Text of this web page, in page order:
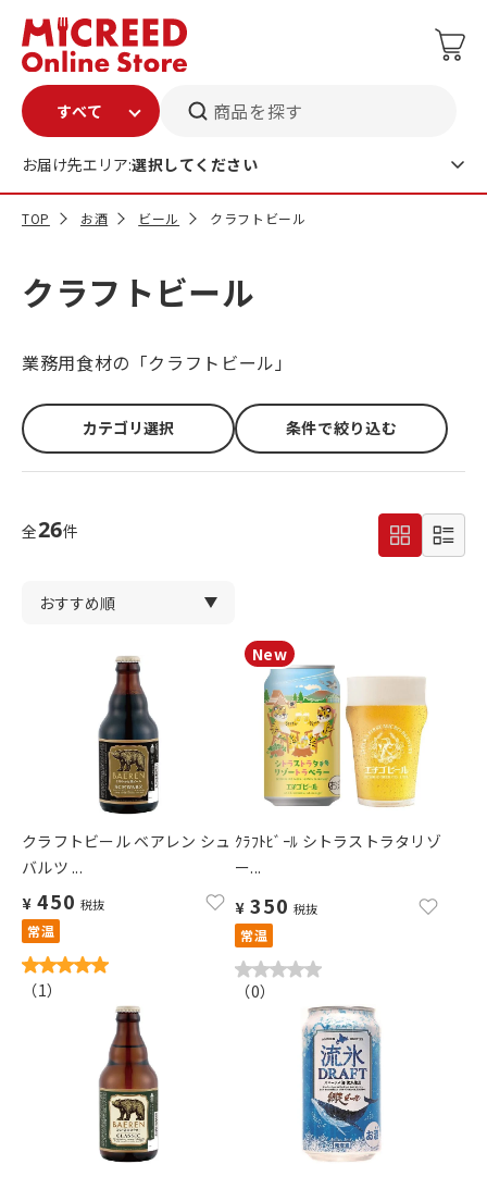
商品を探す
お届け先エリア:選択してください
TOP お酒 ビール クラフトビール
クラフトビール
業務用食材の「クラフトビール」
カテゴリ選択 条件で絞り込む
全26件
クラフトビール ベアレン シュ
バルツ ...
¥ 450 税抜
常温
（1）
ｸﾗﾌﾄﾋﾞｰﾙ シトラストラタリゾ
ー...
¥ 350 税抜
常温
（0）